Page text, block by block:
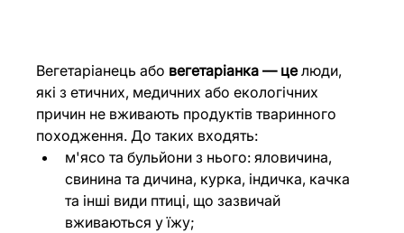
Вегетаріанець або вегетаріанка — це люди,
які з етичних, медичних або екологічних
причин не вживають продуктів тваринного
походження. До таких входять:
м'ясо та бульйони з нього: яловичина,
свинина та дичина, курка, індичка, качка
та інші види птиці, що зазвичай
вживаються у їжу;